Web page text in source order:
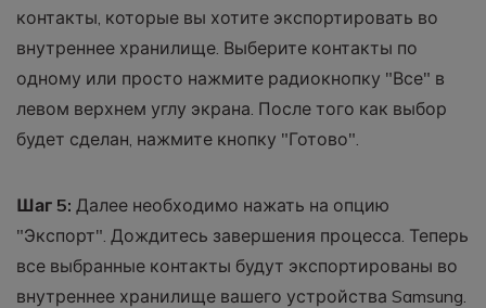
контакты, которые вы хотите экспортировать во
внутреннее хранилище. Выберите контакты по
одному или просто нажмите радиокнопку "Все" в
левом верхнем углу экрана. После того как выбор
будет сделан, нажмите кнопку "Готово".
Шаг 5: Далее необходимо нажать на опцию
"Экспорт". Дождитесь завершения процесса. Теперь
все выбранные контакты будут экспортированы во
внутреннее хранилище вашего устройства Samsung.